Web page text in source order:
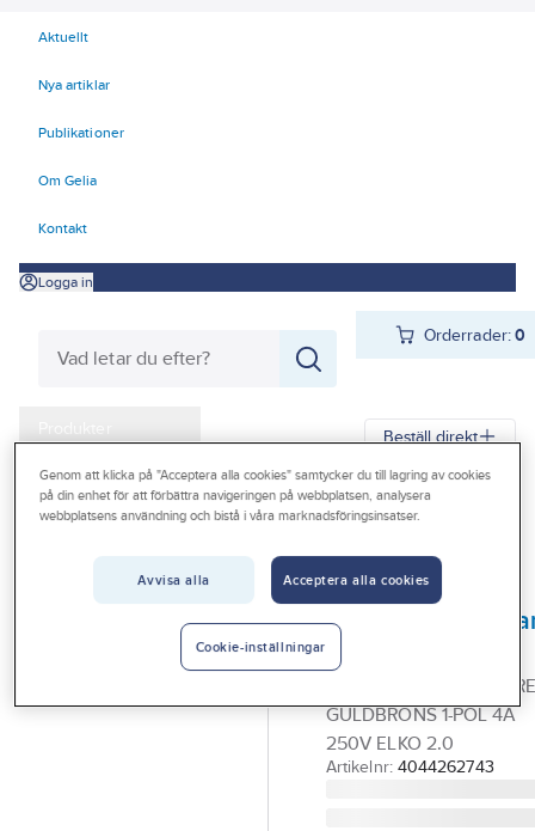
Aktuellt
Nya artiklar
Publikationer
Om Gelia
Kontakt
Logga in
Orderrader:0
Produkter
Kampanjer
Outlet
Beställ direkt
Gelia Produkter Gelia El Belysning
Interiörarmaturer
1-pol, ojordad
GULDBRONS 1-POL 4A
250V ELKO 2.0
Artikelnr: 4044262743
Genom att klicka på "Acceptera alla cookies" samtycker du till lagring av cookies
på din enhet för att förbättra navigeringen på webbplatsen, analysera
webbplatsens användning och bistå i våra marknadsföringsinsatser.
Avvisa alla Acceptera alla cookies
Cookie-inställningar